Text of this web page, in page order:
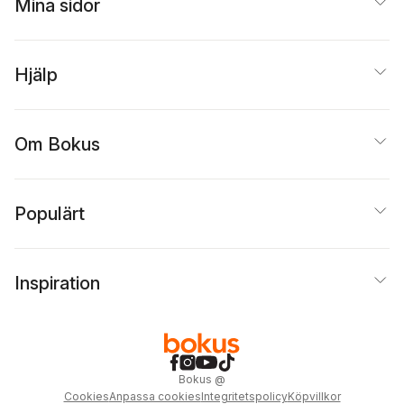
Mina sidor
Hjälp
Om Bokus
Populärt
Inspiration
Bokus @
CookiesAnpassa cookiesIntegritetspolicyKöpvillkor